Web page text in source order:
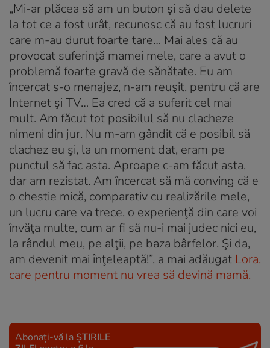
„Mi-ar plăcea să am un buton şi să dau delete
la tot ce a fost urât, recunosc că au fost lucruri
care m-au durut foarte tare… Mai ales că au
provocat suferinţă mamei mele, care a avut o
pro­blemă foarte gravă de sănătate. Eu am
încercat s-o menajez, n-am reuşit, pentru că are
Internet şi TV… Ea cred că a suferit cel mai
mult. Am făcut tot posi­bilul să nu clacheze
nimeni din jur. Nu m-am gândit că e posibil să
clachez eu şi, la un moment dat, eram pe
punctul să fac asta. Aproape c-am făcut asta,
dar am rezistat. Am încercat să mă conving că e
o chestie mică, comparativ cu realizările mele,
un lucru care va trece, o experienţă din care voi
învăţa multe, cum ar fi să nu-i mai judec nici eu,
la rândul meu, pe alţii, pe baza bârfelor. Şi da,
am devenit mai înţeleaptă!”, a mai adăugat Lora,
care pentru moment nu vrea să devină mamă.
Abonați-vă la ȘTIRILE